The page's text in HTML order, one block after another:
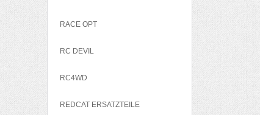
RACE OPT
RC DEVIL
RC4WD
REDCAT ERSATZTEILE